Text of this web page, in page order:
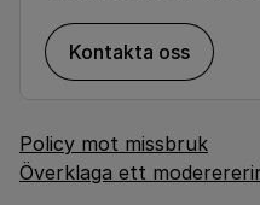
Kontakta oss
Policy mot missbruk
Överklaga ett